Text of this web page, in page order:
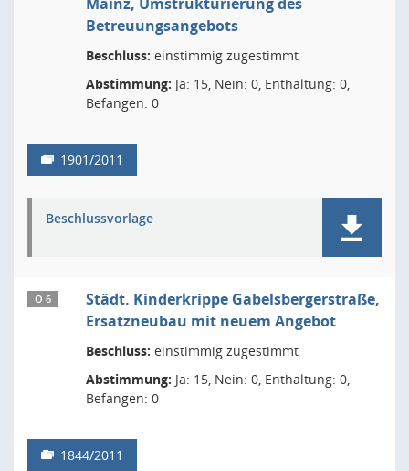
Betreuungsangebots
Beschluss: einstimmig zugestimmt
Abstimmung: Ja: 15, Nein: 0, Enthaltung: 0,
Befangen: 0
1901/2011
Beschlussvorlage
Ö 6
Städt. Kinderkrippe Gabelsbergerstraße,
Ersatzneubau mit neuem Angebot
Beschluss: einstimmig zugestimmt
Abstimmung: Ja: 15, Nein: 0, Enthaltung: 0,
Befangen: 0
1844/2011